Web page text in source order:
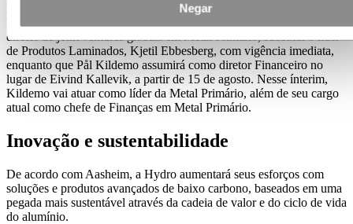
Negar
Eivind Kallevik assumirá a direção de Metal Primário, substituindo
Hilde Merete Aasheim, a partir de 15 de agosto. Einar Glomnes, ex-
diretor de joint ventures globais em Metal Primário, substitui o líder
de Produtos Laminados, Kjetil Ebbesberg, com vigência imediata,
enquanto que Pål Kildemo assumirá como diretor Financeiro no
lugar de Eivind Kallevik, a partir de 15 de agosto. Nesse ínterim,
Kildemo vai atuar como líder da Metal Primário, além de seu cargo
atual como chefe de Finanças em Metal Primário.
Inovação e sustentabilidade
De acordo com Aasheim, a Hydro aumentará seus esforços com
soluções e produtos avançados de baixo carbono, baseados em uma
pegada mais sustentável através da cadeia de valor e do ciclo de vida
do alumínio.